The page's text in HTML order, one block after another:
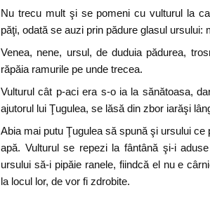
Nu trecu mult şi se pomeni cu vulturul la
păţi, odată se auzi prin pădure glasul ursului:
Venea, nene, ursul, de duduia pădurea,
răpăia ramurile pe unde trecea.
Vulturul cât p-aci era s-o ia la sănătoasa,
ajutorul lui Ţugulea, se lăsă din zbor iarăşi
Abia mai putu Ţugulea să spună şi ursului
apă. Vulturul se repezi la fântână şi-i
ursului să-i pipăie ranele, fiindcă el nu e
la locul lor, de vor fi zdrobite.